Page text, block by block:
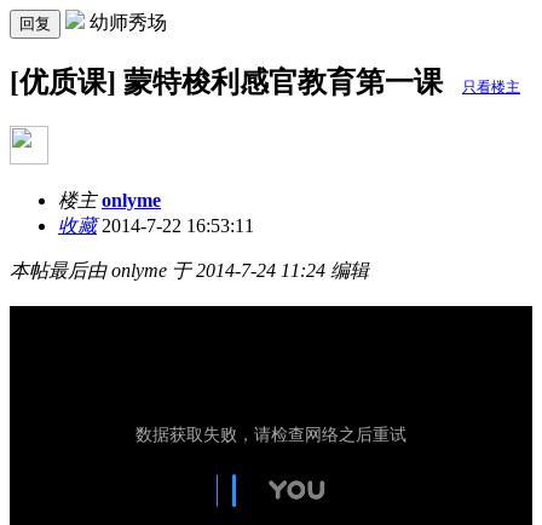
回复 幼师秀场
[优质课] 蒙特梭利感官教育第一课 只看楼主
楼主 onlyme
收藏2014-7-22 16:53:11
本帖最后由 onlyme 于 2014-7-24 11:24 编辑